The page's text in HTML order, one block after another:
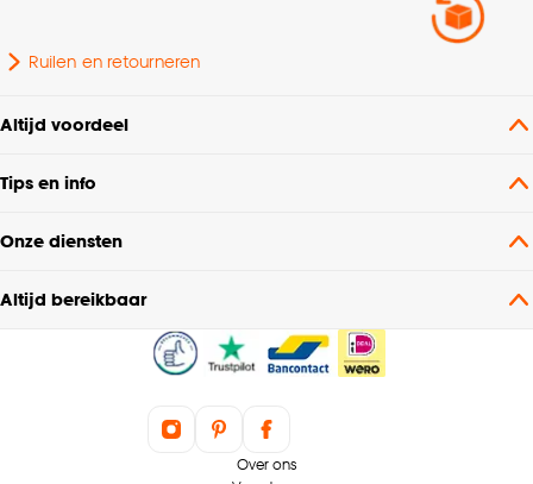
Vorm
Poolhoogte
Breedte
Lengte
Ruilen en retourneren
Altijd voordeel
Tips en info
Onze diensten
Altijd bereikbaar
Over ons